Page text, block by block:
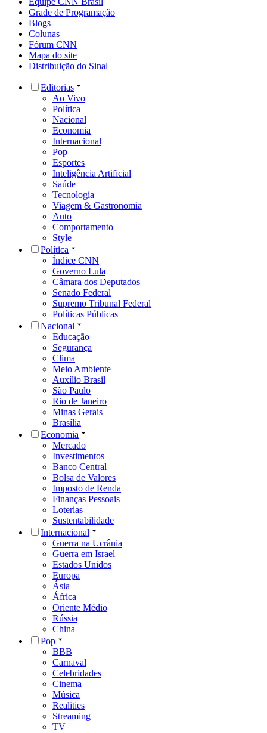
Grade de Programação
Blogs
Colunas
Fórum CNN
Mapa do site
Distribuição do Sinal
Editorias
Ao Vivo
Política
Nacional
Economia
Internacional
Pop
Esportes
Inteligência Artificial
Saúde
Tecnologia
Viagem & Gastronomia
Auto
Comportamento
Style
Política
Índice CNN
Governo Lula
Câmara dos Deputados
Senado Federal
Supremo Tribunal Federal
Políticas Públicas
Nacional
Educação
Segurança
Clima
Meio Ambiente
Auxílio Brasil
São Paulo
Rio de Janeiro
Minas Gerais
Brasília
Economia
Mercado
Investimentos
Banco Central
Bolsa de Valores
Imposto de Renda
Finanças Pessoais
Loterias
Sustentabilidade
Internacional
Guerra na Ucrânia
Guerra em Israel
Estados Unidos
Europa
Ásia
África
Oriente Médio
Rússia
China
Pop
BBB
Carnaval
Celebridades
Cinema
Música
Realities
Streaming
TV